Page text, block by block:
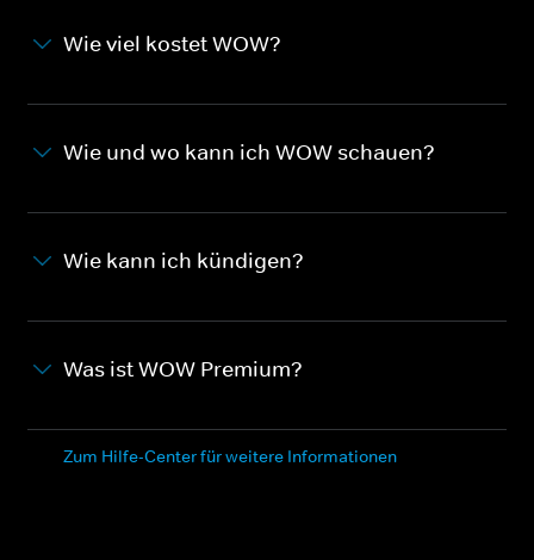
Wie viel kostet WOW?
Wie und wo kann ich WOW schauen?
Wie kann ich kündigen?
Was ist WOW Premium?
Zum Hilfe-Center für weitere Informationen